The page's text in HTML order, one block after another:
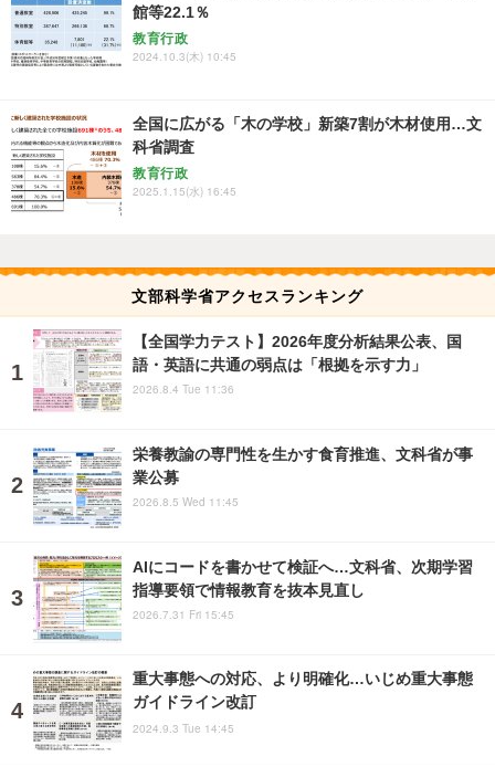
館等22.1％
教育行政
2024.10.3(木) 10:45
全国に広がる「木の学校」新築7割が木材使用…文
科省調査
教育行政
2025.1.15(水) 16:45
文部科学省アクセスランキング
【全国学力テスト】2026年度分析結果公表、国
語・英語に共通の弱点は「根拠を示す力」
2026.8.4 Tue 11:36
栄養教諭の専門性を生かす食育推進、文科省が事
業公募
2026.8.5 Wed 11:45
AIにコードを書かせて検証へ…文科省、次期学習
指導要領で情報教育を抜本見直し
2026.7.31 Fri 15:45
重大事態への対応、より明確化…いじめ重大事態
ガイドライン改訂
2024.9.3 Tue 14:45